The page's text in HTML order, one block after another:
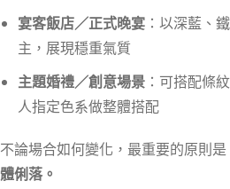
宴客飯店／正式晚宴 ：以深藍、
主，展現穩重氣質
主題婚禮／創意場景 ：可搭配條
人指定色系做整體搭配
不論場合如何變化，最重要的原則是
體俐落。